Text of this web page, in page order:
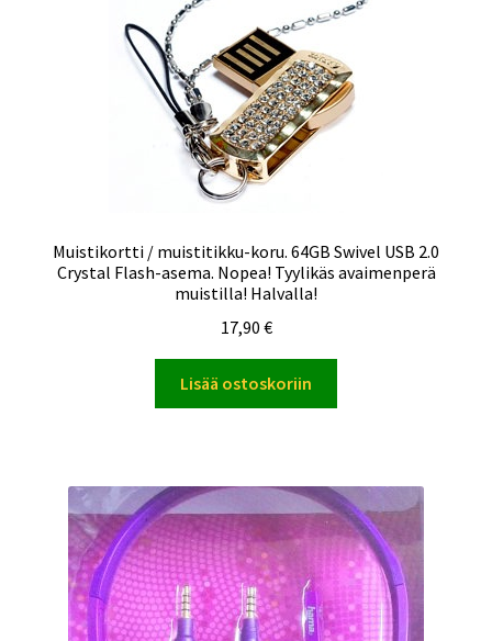
Muistikortti / muistitikku-koru. 64GB Swivel USB 2.0
Crystal Flash-asema. Nopea! Tyylikäs avaimenperä
muistilla! Halvalla!
17,90 €
Lisää ostoskoriin